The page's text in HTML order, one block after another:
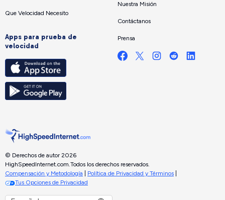
Que Velocidad Necesito
Apps para prueba de
velocidad
Nuestra Misión
Contáctanos
Prensa
© Derechos de autor 2026
HighSpeedInternet.com. Todos los derechos reservados.
Compensación y Metodología
Política de Privacidad y Términos
Tus Opciones de Privacidad